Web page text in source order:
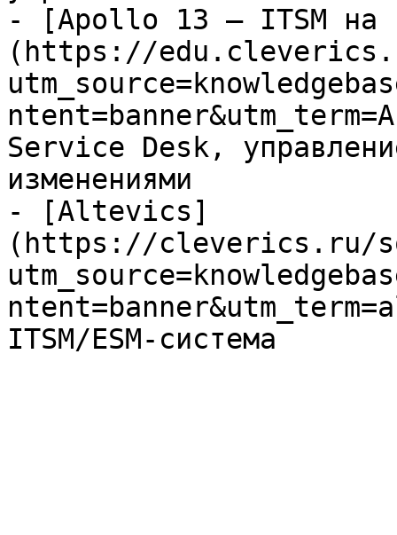
- [Apollo 13 — ITSM на
(https://
Service Desk,
изменениями
- [Altevics]
(https://cleverics.ru/
ITSM/ESM-система